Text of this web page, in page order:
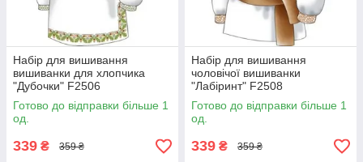
Набір для вишивання
вишиванки для хлопчика
"Дубочки" F2506
Готово до відправки більше 1
од.
339 ₴ 359 ₴
Набір для вишивання
чоловічої вишиванки
"Лабіринт" F2508
Готово до відправки більше 1
од.
339 ₴ 359 ₴